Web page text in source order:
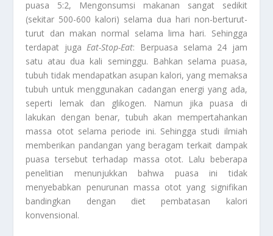
puasa 5:2, Mengonsumsi makanan sangat sedikit
(sekitar 500-600 kalori) selama dua hari non-berturut-
turut dan makan normal selama lima hari. Sehingga
terdapat jugaEat-Stop-Eat: Berpuasa selama 24 jam
satu atau dua kali seminggu. Bahkan selama puasa,
tubuh tidak mendapatkan asupan kalori, yang memaksa
tubuh untuk menggunakan cadangan energi yang ada,
seperti lemak dan glikogen. Namun jika puasa di
lakukan dengan benar, tubuh akan mempertahankan
massa otot selama periode ini. Sehingga studi ilmiah
memberikan pandangan yang beragam terkait dampak
puasa tersebut terhadap massa otot. Lalu beberapa
penelitian menunjukkan bahwa puasa ini tidak
menyebabkan penurunan massa otot yang signifikan
bandingkan dengan diet pembatasan kalori
konvensional.